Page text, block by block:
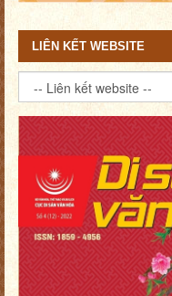
LIÊN KẾT WEBSITE